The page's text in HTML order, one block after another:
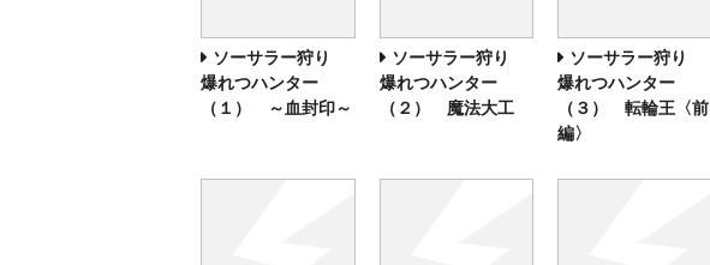
ソーサラー狩り
爆れつハンター
（１） ～血封印～
ソーサラー狩り
爆れつハンター
（２） 魔法大工
ソーサラー狩り
爆れつハンター
（３） 転輪王〈前
編〉